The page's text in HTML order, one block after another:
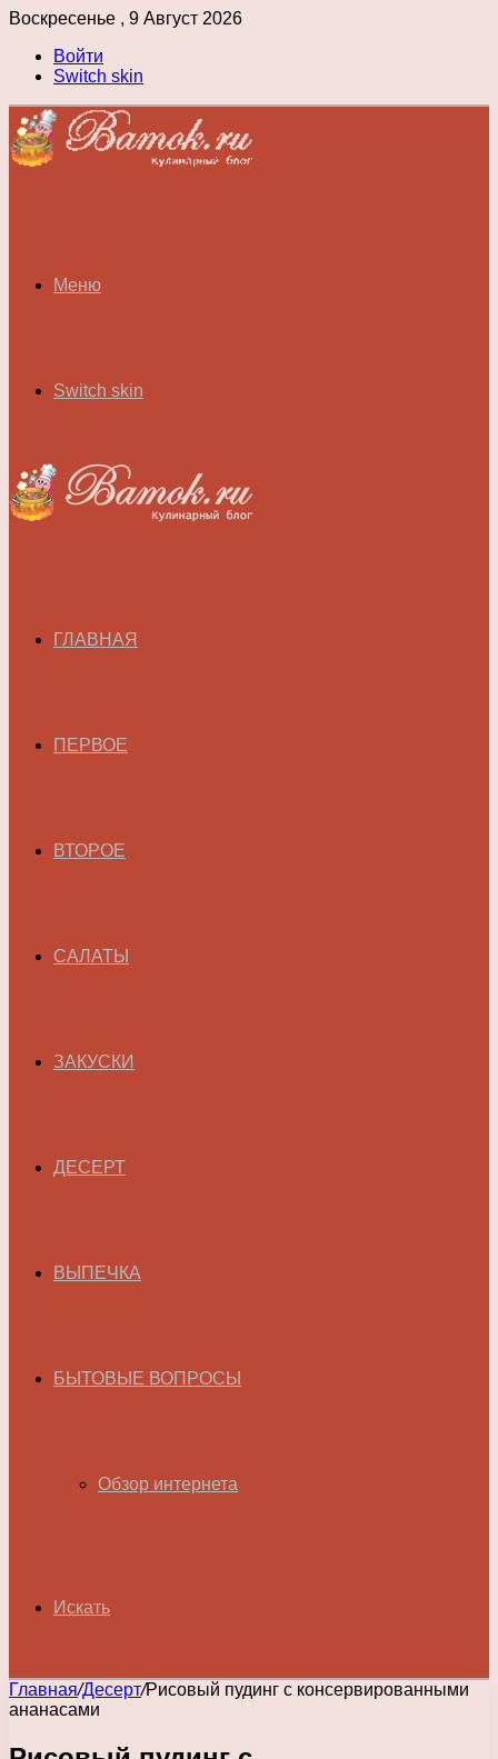
Воскресенье , 9 Август 2026
Войти
Switch skin
Меню
Switch skin
ГЛАВНАЯ
ПЕРВОЕ
ВТОРОЕ
САЛАТЫ
ЗАКУСКИ
ДЕСЕРТ
ВЫПЕЧКА
БЫТОВЫЕ ВОПРОСЫ
Обзор интернета
Искать
Главная/Десерт/Рисовый пудинг с консервированными
ананасами